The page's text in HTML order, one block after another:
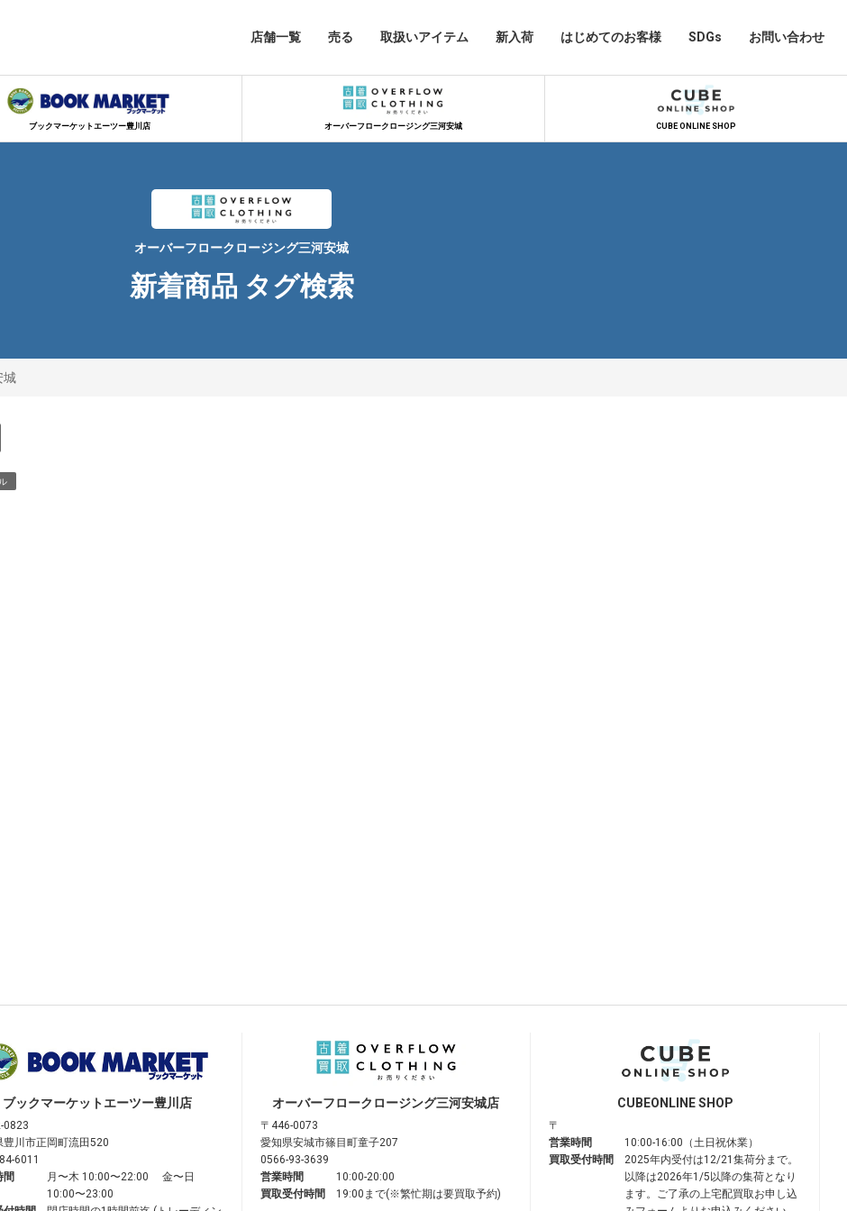
店舗一覧 売る 取扱いアイテム 新入荷 はじめてのお客様 SDGs お問い合わせ
ブックマーケットエーツー豊川店 オーバーフロークロージング三河安城 CUBE ONLINE SHOP
オーバーフロークロージング三河安城
新着商品 タグ検索
城
ブックマーケットエーツー豊川店
0823
豊川市正岡町流田520
6011
間
月〜木 10:00〜22:00 金〜日
10:00〜23:00
オーバーフロークロージング三河安城店
〒446-0073
愛知県安城市篠目町童子207
0566-93-3639
営業時間
10:00-20:00
買取受付時間
19:00まで(※繁忙期は要買取予約)
CUBEONLINE SHOP
〒
営業時間
10:00-16:00（土日祝休業）
買取受付時間
2025年内受付は12/21集荷分まで。
以降は2026年1/5以降の集荷となり
ます。ご了承の上宅配買取お申し込